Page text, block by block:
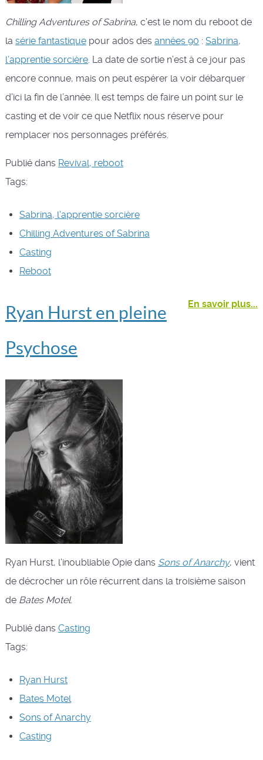
Chilling Adventures of Sabrina, c’est le nom du reboot de
la série fantastiquepour ados des années 90 : Sabrina,
l’apprentie sorcière. La date de sortie n’est à ce jour pas
encore connue, mais on peut espérer la voir débarquer
d’ici la fin de l’année. Il est temps de faire un point sur le
casting et de voir ce que Netflix nous réserve pour
remplacer nos personnages préférés.
Publié dans Revival, reboot
Tags:
Sabrina, l'apprentie sorcière
Chilling Adventures of Sabrina
Casting
Reboot
En savoir plus...
Ryan Hurst en pleine
Psychose
Ryan Hurst, l’inoubliable Opie dans Sons of Anarchy, vient
de décrocher un rôle récurrent dans la troisième saison
de Bates Motel.
Publié dans Casting
Tags:
Ryan Hurst
Bates Motel
Sons of Anarchy
Casting